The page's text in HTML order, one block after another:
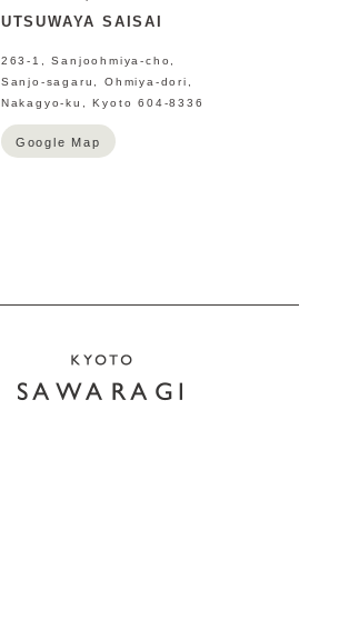
UTSUWAYA SAISAI
263-1, Sanjoohmiya-cho,
Sanjo-sagaru, Ohmiya-dori,
Nakagyo-ku, Kyoto 604-8336
Google Map